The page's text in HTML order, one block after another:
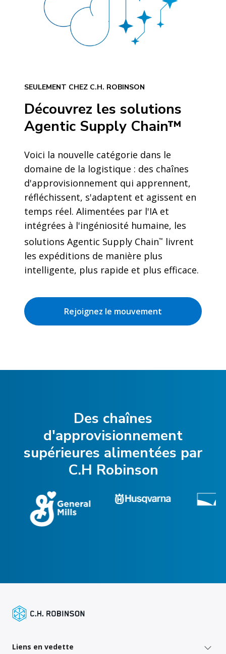
SEULEMENT CHEZ C.H. ROBINSON
Découvrez les solutions
Agentic Supply Chain™
Voici la nouvelle catégorie dans le
domaine de la logistique : des chaînes
d'approvisionnement qui apprennent,
réfléchissent, s'adaptent et agissent en
temps réel. Alimentées par l'IA et
intégrées à l'ingéniosité humaine, les
solutions Agentic Supply Chain™ livrent
les expéditions de manière plus
intelligente, plus rapide et plus efficace.
Rejoignez le mouvement
Des chaînes
d'approvisionnement
supérieures alimentées par
C.H Robinson
Liens en vedette